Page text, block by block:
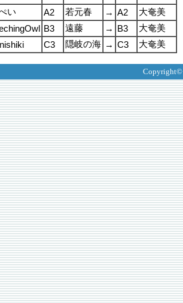
い
A2 若元春 → A2
大奄美
B3 遠藤 → B3
大奄美
C3 隠岐の海 → C3 大奄美